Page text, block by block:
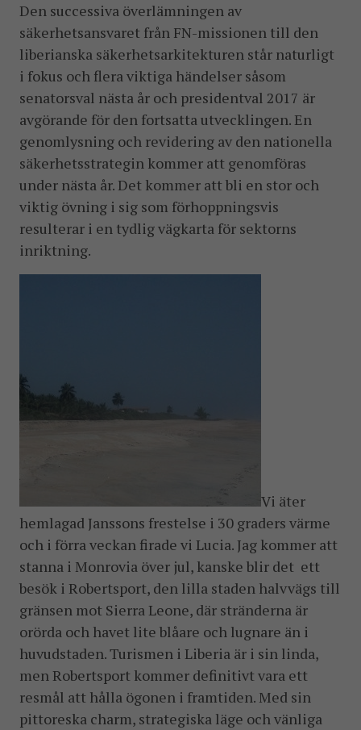
Den successiva överlämningen av
säkerhetsansvaret från FN-missionen till den
liberianska säkerhetsarkitekturen står naturligt
i fokus och flera viktiga händelser såsom
senatorsval nästa år och presidentval 2017 är
avgörande för den fortsatta utvecklingen. En
genomlysning och revidering av den nationella
säkerhetsstrategin kommer att genomföras
under nästa år. Det kommer att bli en stor och
viktig övning i sig som förhoppningsvis
resulterar i en tydlig vägkarta för sektorns
inriktning.
Vi äter
hemlagad Janssons frestelse i 30 graders värme
och i förra veckan firade vi Lucia. Jag kommer att
stanna i Monrovia över jul, kanske blir det ett
besök i Robertsport, den lilla staden halvvägs till
gränsen mot Sierra Leone, där stränderna är
orörda och havet lite blåare och lugnare än i
huvudstaden. Turismen i Liberia är i sin linda,
men Robertsport kommer definitivt vara ett
resmål att hålla ögonen i framtiden. Med sin
pittoreska charm, strategiska läge och vänliga